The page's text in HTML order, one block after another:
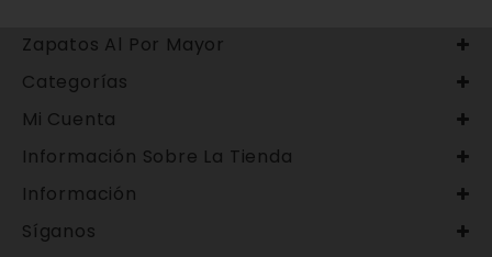
Zapatos Al Por Mayor
Categorías
Mi Cuenta
Información Sobre La Tienda
Información
Síganos